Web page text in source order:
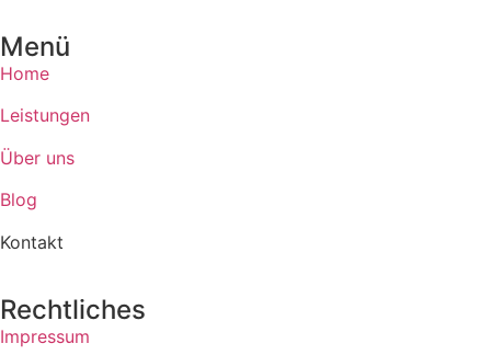
Menü
Home
Leistungen
Über uns
Blog
Kontakt
Rechtliches
Impressum